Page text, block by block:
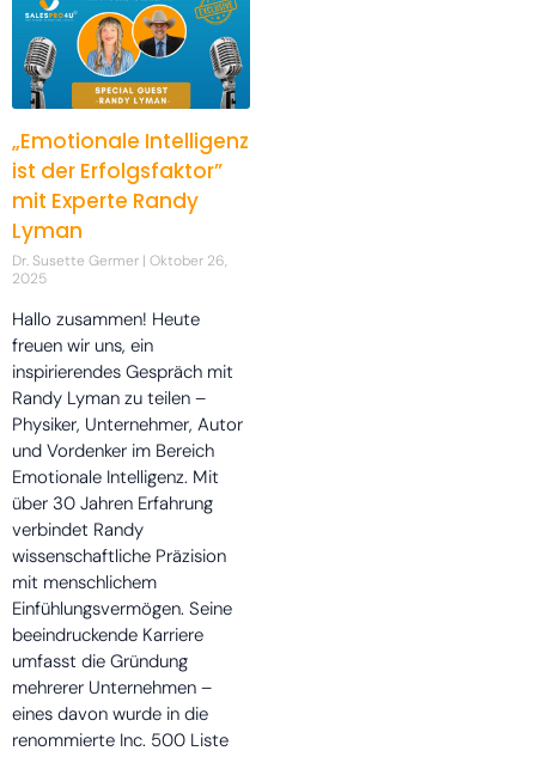
„Emotionale Intelligenz
ist der Erfolgsfaktor”
mit Experte Randy
Lyman
Dr. Susette Germer Oktober 26,
2025
Hallo zusammen! Heute
freuen wir uns, ein
inspirierendes Gespräch mit
Randy Lyman zu teilen –
Physiker, Unternehmer, Autor
und Vordenker im Bereich
Emotionale Intelligenz. Mit
über 30 Jahren Erfahrung
verbindet Randy
wissenschaftliche Präzision
mit menschlichem
Einfühlungsvermögen. Seine
beeindruckende Karriere
umfasst die Gründung
mehrerer Unternehmen –
eines davon wurde in die
renommierte Inc. 500 Liste